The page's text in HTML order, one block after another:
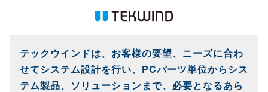
テックウインドは、お客様の要望、ニーズに合わ
せてシステム設計を行い、PCパーツ単位からシス
テム製品、ソリューションまで、必要となるあら